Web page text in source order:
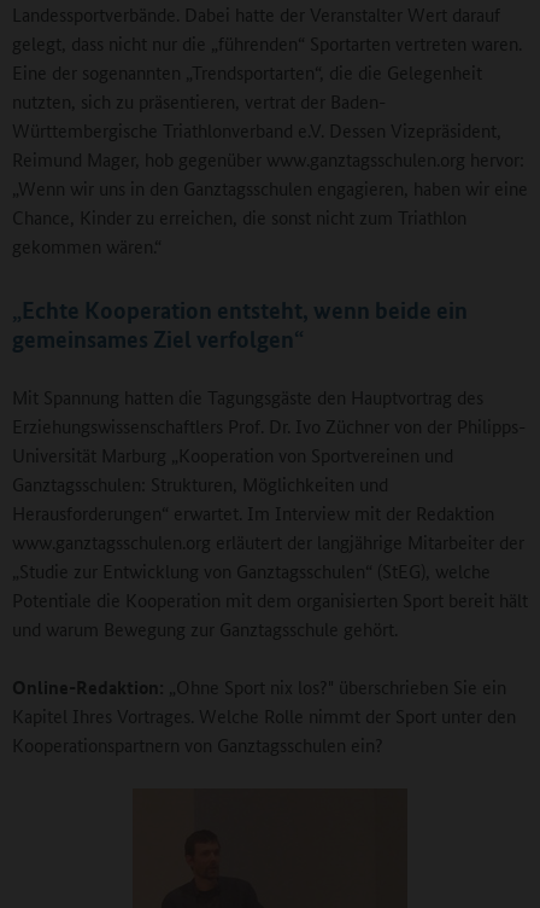
Landessportverbände. Dabei hatte der Veranstalter Wert darauf
gelegt, dass nicht nur die „führenden“ Sportarten vertreten waren.
Eine der sogenannten „Trendsportarten“, die die Gelegenheit
nutzten, sich zu präsentieren, vertrat der Baden-
Württembergische Triathlonverband e.V. Dessen Vizepräsident,
Reimund Mager, hob gegenüber www.ganztagsschulen.org hervor:
„Wenn wir uns in den Ganztagsschulen engagieren, haben wir eine
Chance, Kinder zu erreichen, die sonst nicht zum Triathlon
gekommen wären.“
„Echte Kooperation entsteht, wenn beide ein
gemeinsames Ziel verfolgen“
Mit Spannung hatten die Tagungsgäste den Hauptvortrag des
Erziehungswissenschaftlers Prof. Dr. Ivo Züchner von der Philipps-
Universität Marburg „Kooperation von Sportvereinen und
Ganztagsschulen: Strukturen, Möglichkeiten und
Herausforderungen“ erwartet. Im Interview mit der Redaktion
www.ganztagsschulen.org erläutert der langjährige Mitarbeiter der
„Studie zur Entwicklung von Ganztagsschulen“ (StEG), welche
Potentiale die Kooperation mit dem organisierten Sport bereit hält
und warum Bewegung zur Ganztagsschule gehört.
Online-Redaktion:
„Ohne Sport nix los?" überschrieben Sie ein
Kapitel Ihres Vortrages. Welche Rolle nimmt der Sport unter den
Kooperationspartnern von Ganztagsschulen ein?